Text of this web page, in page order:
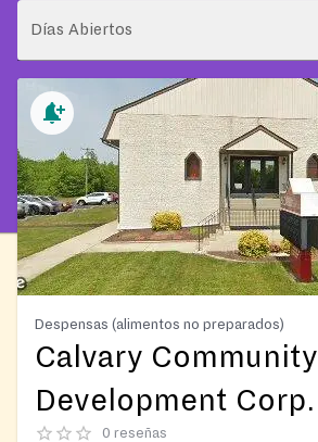
Días Abiertos
Despensas (alimentos no preparados)
Calvary Community
Development Corp.
0 reseñas